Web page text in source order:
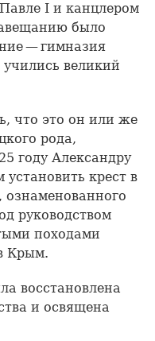
I и канцлером
было
— гимназия
великий
что это он или же
рода,
году Александру
крест в
ознаменованного
руководством
походами
Крым.
восстановлена
и освящена